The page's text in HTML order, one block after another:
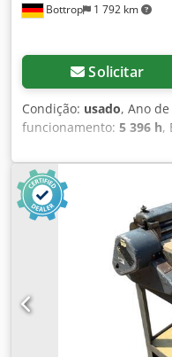
Bottrop 1 792 km
Solicitar
Condição: usado, Ano
funcionamento: 5 396 h,
CASE de esteiras Tipo:
Potência: 122 kW Horas
Banco aquecido - Ar-
com 3 dentes -
da cabine - Lâmina
Crsdpfxezhyrms Aizsf
financiamento/
as informações são
erros e venda